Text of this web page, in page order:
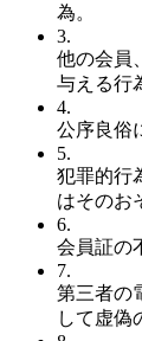
為。
3.
他の会員
与える行
4.
公序良俗
5.
犯罪的行
はそのお
6.
会員証の
7.
第三者の
して虚偽